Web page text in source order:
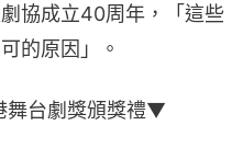
協成立40周年，「這些
的原因」。
台劇獎頒獎禮▼